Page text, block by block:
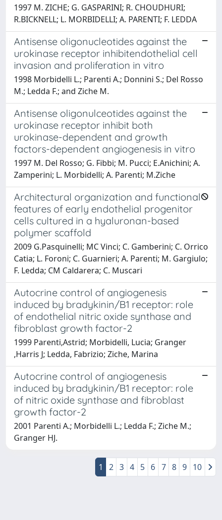
1997 M. ZICHE; G. GASPARINI; R. CHOUDHURI;
R.BICKNELL; L. MORBIDELLI; A. PARENTI; F. LEDDA
Antisense oligonucleotides against the
urokinase receptor inhibitendothelial cell
invasion and proliferation in vitro
1998 Morbidelli L.; Parenti A.; Donnini S.; Del Rosso
M.; Ledda F.; and Ziche M.
Antisense oligonulceotides against the
urokinase receptor inhibit both
urokinase-dependent and growth
factors-dependent angiogenesis in vitro
1997 M. Del Rosso; G. Fibbi; M. Pucci; E.Anichini; A.
Zamperini; L. Morbidelli; A. Parenti; M.Ziche
Architectural organization and functional
features of early endothelial progenitor
cells cultured in a hyaluronan-based
polymer scaffold
2009 G.Pasquinelli; MC Vinci; C. Gamberini; C. Orrico
Catia; L. Foroni; C. Guarnieri; A. Parenti; M. Gargiulo;
F. Ledda; CM Caldarera; C. Muscari
Autocrine control of angiogenesis
induced by bradykinin/B1 receptor: role
of endothelial nitric oxide synthase and
fibroblast growth factor-2
1999 Parenti,Astrid; Morbidelli, Lucia; Granger
,Harris J; Ledda, Fabrizio; Ziche, Marina
Autocrine control of angiogenesis
induced by bradykinin/B1 receptor: role
of nitric oxide synthase and fibroblast
growth factor-2
2001 Parenti A.; Morbidelli L.; Ledda F.; Ziche M.;
Granger HJ.
1 2 3 4 5 6 7 8 9 10